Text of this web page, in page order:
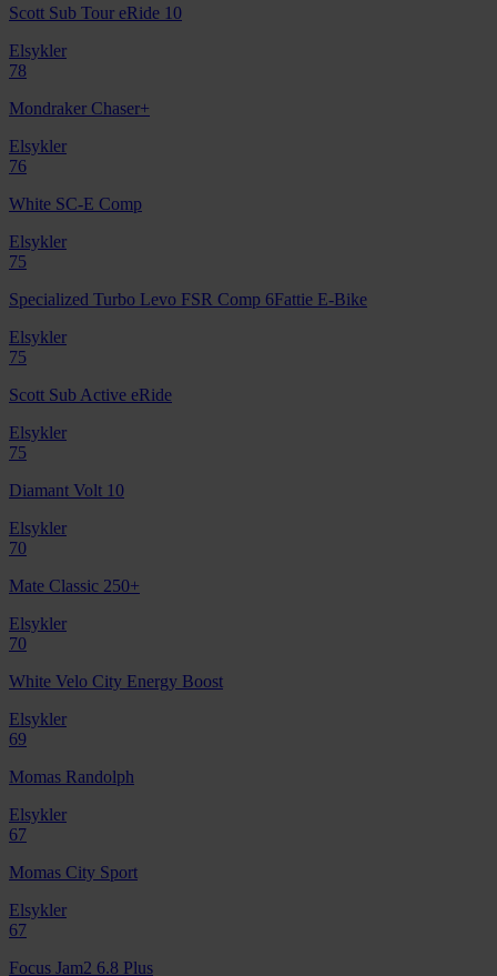
Scott Sub Tour eRide 10
Elsykler
78
Mondraker Chaser+
Elsykler
76
White SC-E Comp
Elsykler
75
Specialized Turbo Levo FSR Comp 6Fattie E-Bike
Elsykler
75
Scott Sub Active eRide
Elsykler
75
Diamant Volt 10
Elsykler
70
Mate Classic 250+
Elsykler
70
White Velo City Energy Boost
Elsykler
69
Momas Randolph
Elsykler
67
Momas City Sport
Elsykler
67
Focus Jam2 6.8 Plus